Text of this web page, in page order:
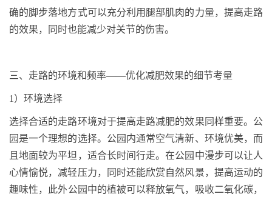
确的脚步落地方式可以充分利用腿部肌肉的力量，提高走路
的效果，同时也能减少对关节的伤害。
三、走路的环境和频率——优化减肥效果的细节考量
1 ）环境选择
选择合适的走路环境对于提高走路减肥的效果同样重要。公
园是一个理想的选择。公园内通常空气清新、环境优美，而
且地面较为平坦，适合长时间行走。在公园中漫步可以让人
心情愉悦，减轻压力，同时还能欣赏自然风景，提高运动的
趣味性， 此外公园中的植被可以释放氧气，吸收二氧化碳，